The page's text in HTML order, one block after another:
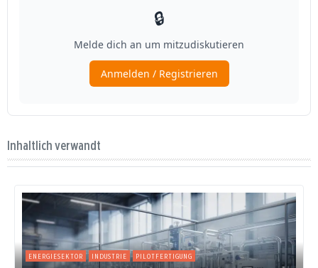
Inhaltlich verwandt
ENERGIESEKTOR INDUSTRIE PILOTFERTIGUNG